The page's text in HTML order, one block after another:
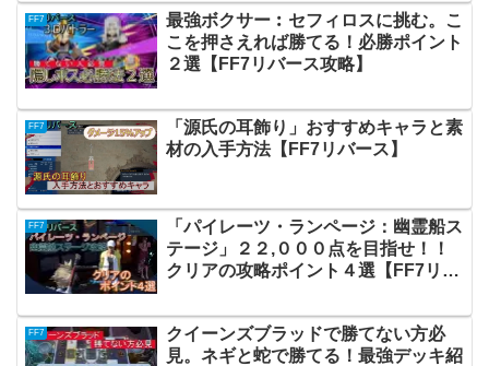
FF7
最強ボクサー︰セフィロスに挑む。こ
こを押さえれば勝てる！必勝ポイント
２選【FF7リバース攻略】
FF7
「源氏の耳飾り」おすすめキャラと素
材の入手方法【FF7リバース】
FF7
「パイレーツ・ランページ：幽霊船ス
テージ」２２,０００点を目指せ！！
クリアの攻略ポイント４選【FF7リバ
FF7
クイーンズブラッドで勝てない方必
見。ネギと蛇で勝てる！最強デッキ紹